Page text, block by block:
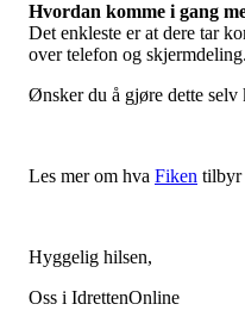
Hvordan komme i gang
Det enkleste er at dere tar
over telefon og skjermdeling.
Ønsker du å gjøre dette selv
Les mer om hva Fiken tilbyr
Hyggelig hilsen,
Oss i IdrettenOnline